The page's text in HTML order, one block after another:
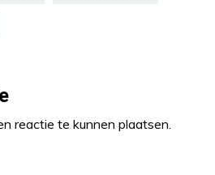
reactie te kunnen plaatsen.